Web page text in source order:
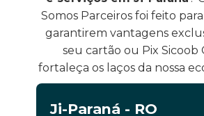
Somos Parceiros foi feito
garantirem vantagens
seu cartão ou Pix Sicoob
fortaleça os laços da nossa
Ji-Paraná - RO